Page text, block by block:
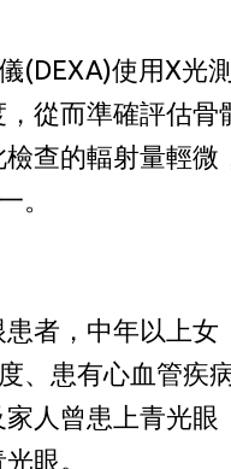
(DEXA)使用X光
從而準確評估骨
查的輻射量輕微
。
者，中年以上女
、患有心血管疾
人曾患上青光眼
眼。